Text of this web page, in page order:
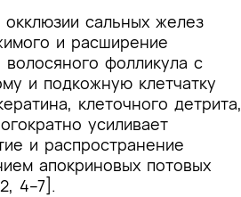
сальных желез
и расширение
фолликула с
и подкожную клетчатку
клеточного детрита,
усиливает
и распространение
апокриновых потовых
4–7].